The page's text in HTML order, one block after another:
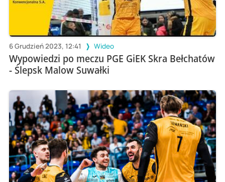
6 Grudzień 2023, 12:41 Wideo
Wypowiedzi po meczu PGE GiEK Skra Bełchatów
- Ślepsk Malow Suwałki